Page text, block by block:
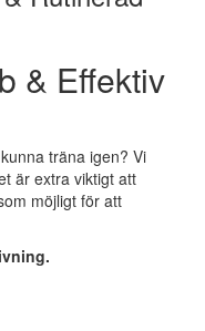
& Effektiv
träna igen? Vi
är extra viktigt att
möjligt för att